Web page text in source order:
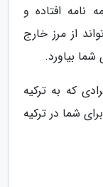
نامه افتاده و
از مرز خارج
شما بیاورد.
که به ترکیه
شما در ترکیه